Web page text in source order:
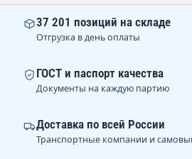
37 201 позиций на складе
Отгрузка в день оплаты
ГОСТ и паспорт качества
Документы на каждую партию
Доставка по всей России
Транспортные компании и